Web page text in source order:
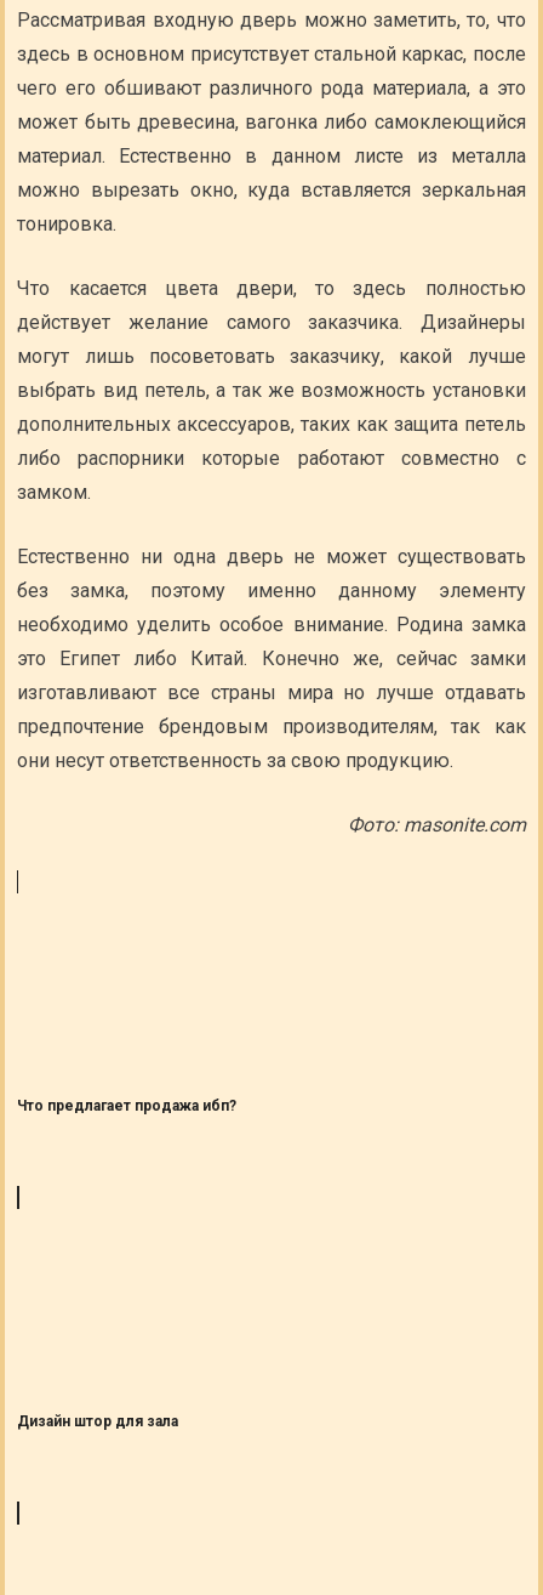
Рассматривая входную дверь можно заметить, то, что
здесь в основном присутствует стальной каркас, после
чего его обшивают различного рода материала, а это
может быть древесина, вагонка либо самоклеющийся
материал. Естественно в данном листе из металла
можно вырезать окно, куда вставляется зеркальная
тонировка.
Что касается цвета двери, то здесь полностью
действует желание самого заказчика. Дизайнеры
могут лишь посоветовать заказчику, какой лучше
выбрать вид петель, а так же возможность установки
дополнительных аксессуаров, таких как защита петель
либо распорники которые работают совместно с
замком.
Естественно ни одна дверь не может существовать
без замка, поэтому именно данному элементу
необходимо уделить особое внимание. Родина замка
это Египет либо Китай. Конечно же, сейчас замки
изготавливают все страны мира но лучше отдавать
предпочтение брендовым производителям, так как
они несут ответственность за свою продукцию.
Фото: masonite.com
Что предлагает продажа ибп?
Дизайн штор для зала